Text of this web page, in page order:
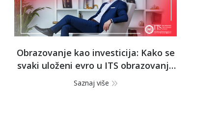
Obrazovanje kao investicija: Kako se
svaki uloženi evro u ITS obrazovanje
vraća 220 puta više!
Saznaj više